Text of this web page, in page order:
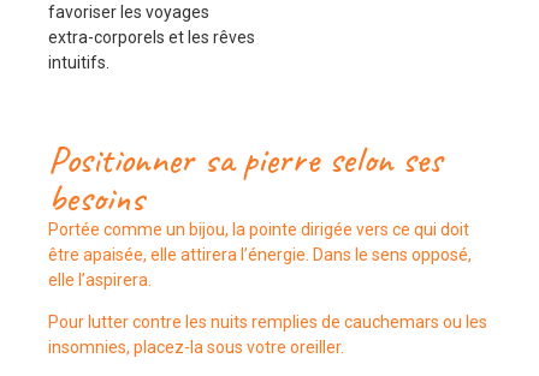
favoriser les voyages
extra-corporels et les rêves
intuitifs.
Positionner sa pierre selon ses
besoins
Portée comme un bijou, la pointe dirigée vers ce qui doit
être apaisée, elle attirera l’énergie. Dans le sens opposé,
elle l’aspirera.
Pour lutter contre les nuits remplies de cauchemars ou les
insomnies, placez-la sous votre oreiller.